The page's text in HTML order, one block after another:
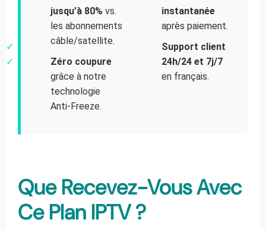
jusqu’à 80% vs.
les abonnements
câble/satellite.
✓
Zéro coupure
grâce à notre
technologie
Anti-Freeze.
instantanée
après paiement.
✓
Support client
24h/24 et 7j/7
en français.
Que Recevez-Vous Avec
Ce Plan IPTV ?